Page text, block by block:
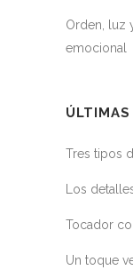
Orden, luz
emocional
Tres tipos
Los
Tocador
Un toque